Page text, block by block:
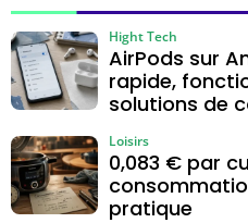
AirPods sur
rapide,
solutions de
Hight Tech
0,083 € par
pratique
Loisirs